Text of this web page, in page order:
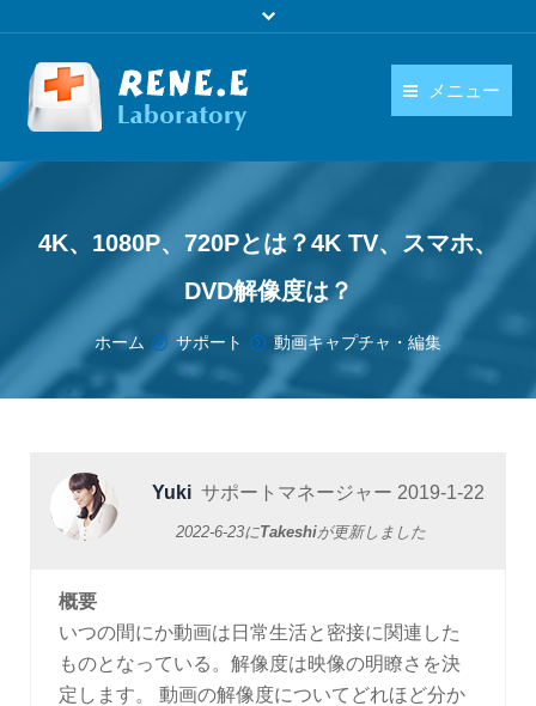
メニュー
購入
操作ガイド
お問い合わせ
日本語
4K、1080P、720Pとは？4K TV、スマホ、
DVD解像度は？
You are here:
ホーム サポート 動画キャプチャ・編集
Yuki サポートマネージャー 2019-1-22
2022-6-23にTakeshiが更新しました
概要
いつの間にか動画は日常生活と密接に関連した
ものとなっている。解像度は映像の明瞭さを決
定します。 動画の解像度についてどれほど分か